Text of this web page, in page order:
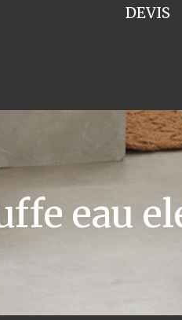
DEVIS
eau